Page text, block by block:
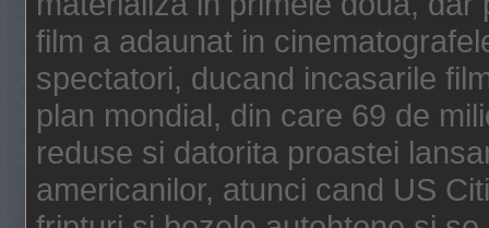
film a adaunat in
spectatori, ducand incasarile
plan mondial, din care 69 de
reduse si datorita proastei
americanilor, atunci cand US